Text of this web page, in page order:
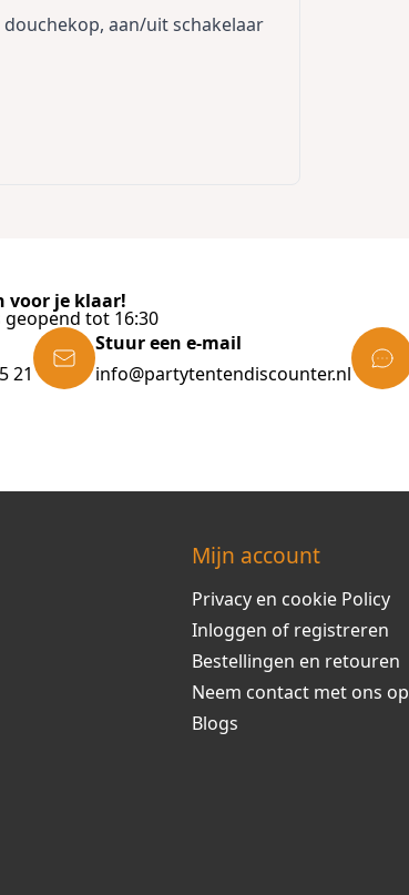
aan/uit schakelaar
voor je klaar!
tot 16:30
21
Stuur een e-mail
info@partytentendiscounter.nl
Mijn account
Privacy en cookie Policy
Inloggen of registreren
Bestellingen en retouren
Neem contact met ons op
Blogs